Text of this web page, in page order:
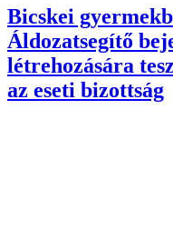
Bicskei
Áldozatsegítő
létrehozására
az eseti bizottság